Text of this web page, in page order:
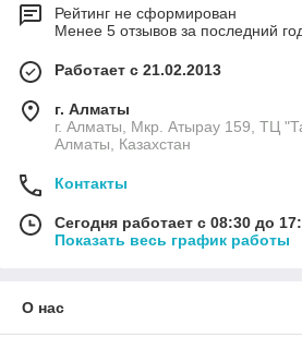
Рейтинг не сформирован
Менее 5 отзывов за последний
Работает с 21.02.2013
г. Алматы
г. Алматы, Мкр. Атырау 159, ТЦ
Алматы, Казахстан
Контакты
Сегодня работает с 08:30 до
Показать весь график работы
О нас